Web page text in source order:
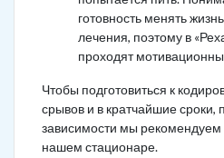
готовность менять
лечения, поэтому в
проходят
Чтобы подготовиться к
срывов и в кратчайшие сроки,
зависимости мы рекомендуем
нашем стационаре.